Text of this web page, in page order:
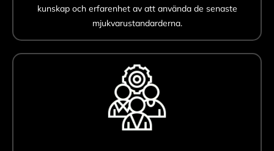
kunskap och erfarenhet av att använda de senaste
mjukvarustandarderna.